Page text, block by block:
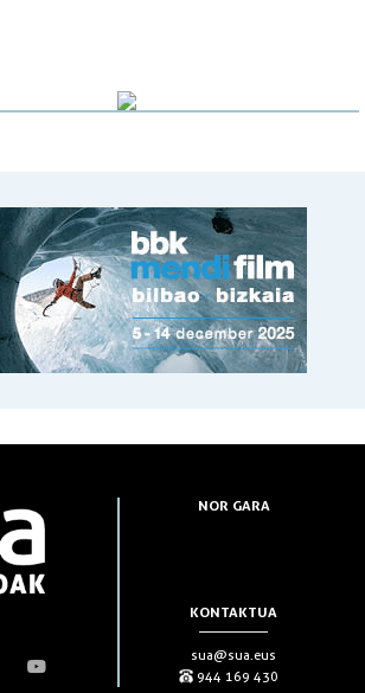
NOR GARA
KONTAKTUA
sua@sua.eus
944 169 430